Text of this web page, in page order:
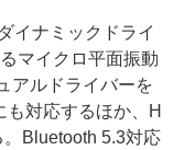
イナミックドライ
マイクロ平面振動
アルドライバーを
対応するほか、H
Bluetooth 5.3対応